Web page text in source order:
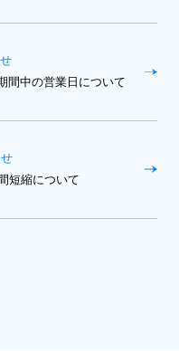
間中の営業日について
短縮について